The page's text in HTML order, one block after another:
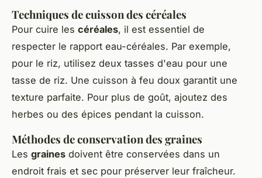
Techniques de cuisson des céréales
Pour cuire les céréales, il est essentiel de
respecter le rapport eau-céréales. Par exemple,
pour le riz, utilisez deux tasses d'eau pour une
tasse de riz. Une cuisson à feu doux garantit une
texture parfaite. Pour plus de goût, ajoutez des
herbes ou des épices pendant la cuisson.
Méthodes de conservation des graines
Les graines doivent être conservées dans un
endroit frais et sec pour préserver leur fraîcheur.